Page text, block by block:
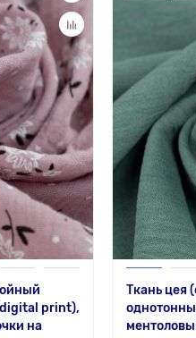
print),
на
Ткань цея